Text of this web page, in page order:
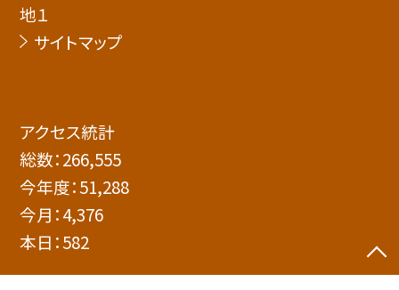
地１
サイトマップ
アクセス統計
総数：266,555
今年度：51,288
今月：4,376
本日：582